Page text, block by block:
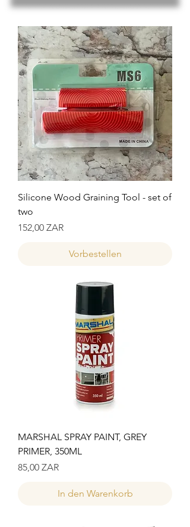
Silicone Wood Graining Tool - set of
two
Preis
152,00 ZAR
Vorbestellen
MARSHAL SPRAY PAINT, GREY
PRIMER, 350ML
Preis
85,00 ZAR
In den Warenkorb